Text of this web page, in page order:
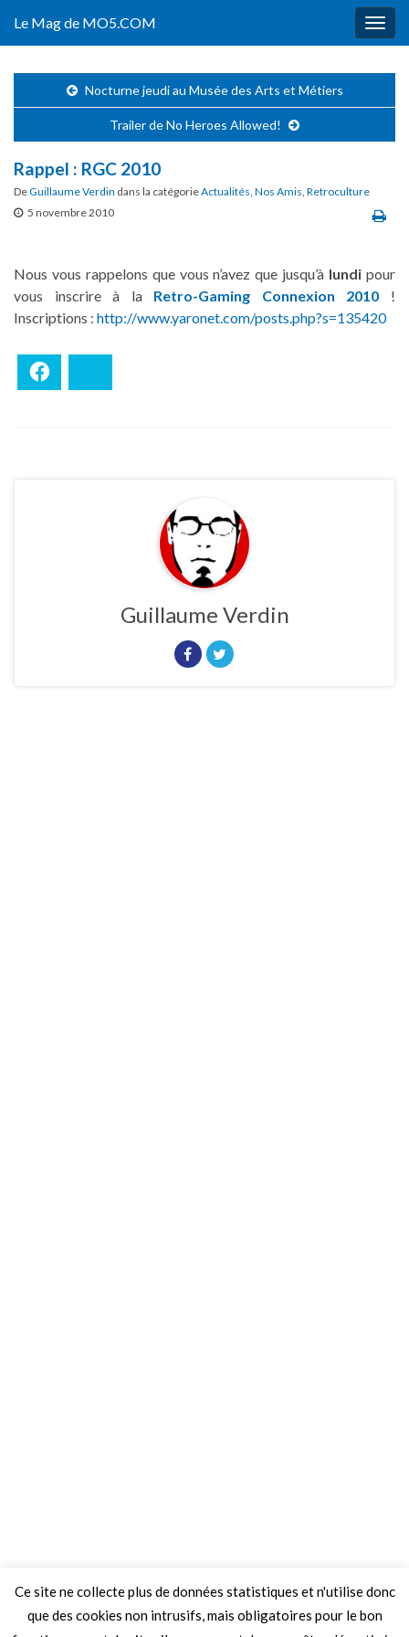
Le Mag de MO5.COM
Nocturne jeudi au Musée des Arts et Métiers
Trailer de No Heroes Allowed!
Rappel : RGC 2010
DeGuillaume Verdin dans la catégorieActualités, Nos Amis, Retroculture
5 novembre 2010
Nous vous rappelons que vous n’avez que jusqu’à lundipour
vous inscrire à la Retro-Gaming Connexion 2010 !
Inscriptions : http://www.yaronet.com/posts.php?s=135420
Guillaume Verdin
Ce site ne collecte plus de données statistiques et n'utilise donc
que des cookies non intrusifs, mais obligatoires pour le bon